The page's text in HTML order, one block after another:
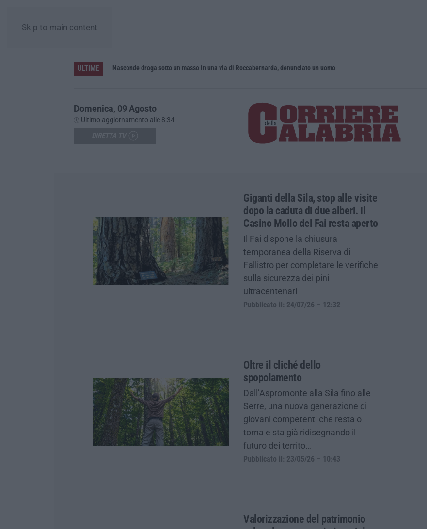
Skip to main content
ULTIME Nasconde droga sotto un masso in una via di Roccabernarda, denunciato un uomo
Domenica, 09 Agosto
Ultimo aggiornamento alle 8:34
Giganti della Sila, stop alle visite
dopo la caduta di due alberi. Il
Casino Mollo del Fai resta aperto
Il Fai dispone la chiusura
temporanea della Riserva di
Fallistro per completare le verifiche
sulla sicurezza dei pini
ultracentenari
Pubblicato il: 24/07/26 – 12:32
Oltre il cliché dello
spopolamento
Dall’Aspromonte alla Sila fino alle
Serre, una nuova generazione di
giovani competenti che resta o
torna e sta già ridisegnando il
futuro dei territo…
Pubblicato il: 23/05/26 – 10:43
Valorizzazione del patrimonio